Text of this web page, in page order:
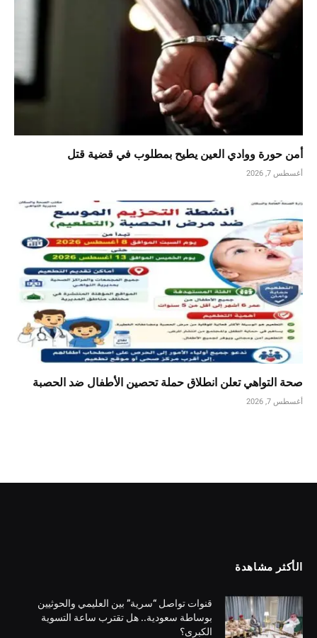
أمن حورة ووادي العين يطيح بمطلوب في قضية قتل
أغسطس 7, 2026
صحة التواهي تعلن انطلاق حملة تحصين الأطفال ضد الحصبة
أغسطس 7, 2026
الأكثر مشاهدة
قنوات تواصل “سرية” بين العليمي والحوثيين
بوساطة سعودية.. هل تقترب ساعة التسوية
الكبرى؟